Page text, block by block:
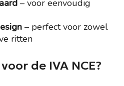
– voor eenvoudig
– perfect voor zowel
ritten
de IVA NCE?